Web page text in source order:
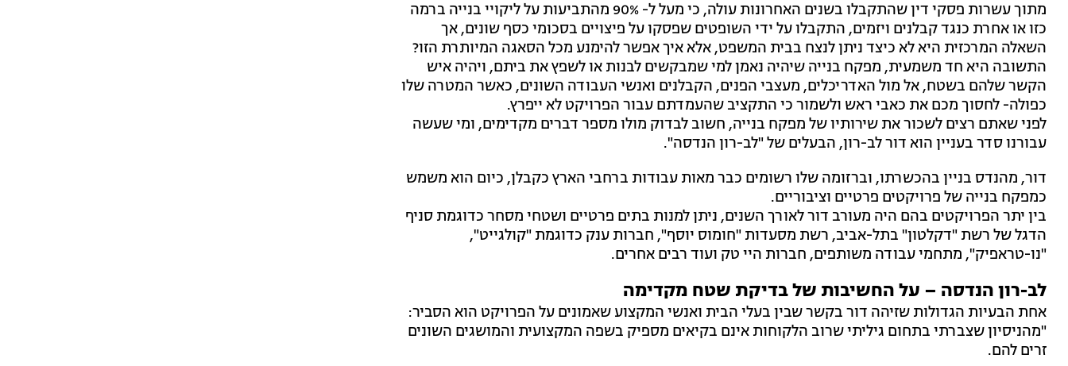
מתוך עשרות פסקי דין שהתקבלו בשנים האחרונות עולה, כי מעל ל- 90% מהתביעות על ליקויי בנייה ברמה
כזו או אחרת כנגד קבלנים ויזמים, התקבלו על ידי השופטים שפסקו על פיצויים בסכומי כסף שונים, אך
השאלה המרכזית היא לא כיצד ניתן לנצח בבית המשפט, אלא איך אפשר להימנע מכל הסאגה המיותרת הזו?
התשובה היא חד משמעית, מפקח בנייה שיהיה נאמן למי שמבקשים לבנות או לשפץ את ביתם, ויהיה איש
הקשר שלהם בשטח, אל מול האדריכלים, מעצבי הפנים, הקבלנים ואנשי העבודה השונים, כאשר המטרה שלו
כפולה- לחסוך מכם את כאבי ראש ולשמור כי התקציב שהעמדתם עבור הפרויקט לא ייפרץ.
לפני שאתם רצים לשכור את שירותיו של מפקח בנייה, חשוב לבדוק מולו מספר דברים מקדימים, ומי שעשה
עבורנו סדר בעניין הוא דור לב-רון, הבעלים של "לב-רון הנדסה".
דור, מהנדס בניין בהכשרתו, וברזומה שלו רשומים כבר מאות עבודות ברחבי הארץ כקבלן, כיום הוא משמש
כמפקח בנייה של פרויקטים פרטיים וציבוריים.
בין יתר הפרויקטים בהם היה מעורב דור לאורך השנים, ניתן למנות בתים פרטיים ושטחי מסחר כדוגמת סניף
הדגל של רשת "דקלטון" בתל-אביב, רשת מסעדות "חומוס יוסף", חברות ענק כדוגמת "קולגייט",
"נו-טראפיק", מתחמי עבודה משותפים, חברות היי טק ועוד רבים אחרים.
לב-רון הנדסה – על החשיבות של בדיקת שטח מקדימה
אחת הבעיות הגדולות שזיהה דור בקשר שבין בעלי הבית ואנשי המקצוע שאמונים על הפרויקט הוא הסביר:
"מהניסיון שצברתי בתחום גיליתי שרוב הלקוחות אינם בקיאים מספיק בשפה המקצועית והמושגים השונים
זרים להם.